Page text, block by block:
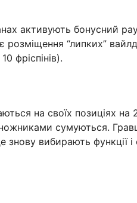
активують бонусний
розміщення “липких”
фріспінів).
на своїх позиціях на
сумуються.
знову вибирають функції